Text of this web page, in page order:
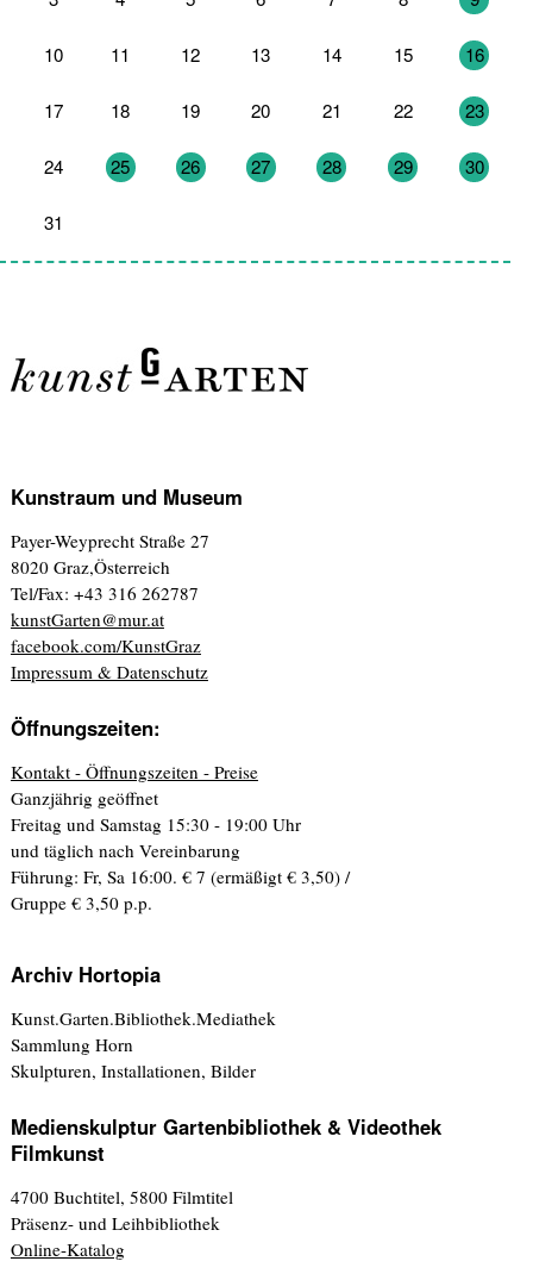
10 11 12 13 14 15 16
17 18 19 20 21 22 23
24 25 26 27 28 29 30
31
Kunstraum und Museum
Payer-Weyprecht Straße 27
8020 Graz,Österreich
Tel/Fax: +43 316 262787
kunstGarten@mur.at
facebook.com/KunstGraz
Impressum & Datenschutz
Öffnungszeiten:
Kontakt - Öffnungszeiten - Preise
Ganzjährig geöffnet
Freitag und Samstag 15:30 - 19:00 Uhr
und täglich nach Vereinbarung
Führung: Fr, Sa 16:00. € 7 (ermäßigt € 3,50) /
Gruppe € 3,50 p.p.
Archiv Hortopia
Kunst.Garten.Bibliothek.Mediathek
Sammlung Horn
Skulpturen, Installationen, Bilder
Medienskulptur Gartenbibliothek & Videothek
Filmkunst
4700 Buchtitel, 5800 Filmtitel
Präsenz- und Leihbibliothek
Online-Katalog